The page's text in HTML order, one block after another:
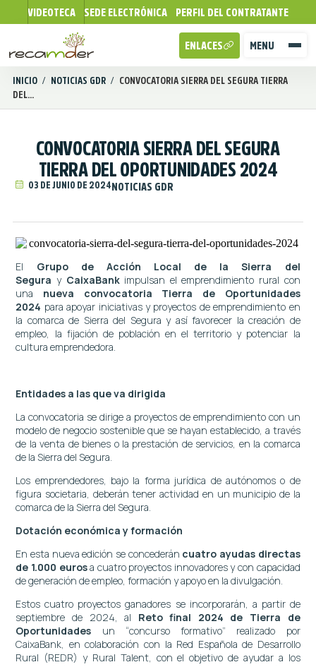
VIDEOTECA SEDE ELECTRÓNICA PERFIL DEL CONTRATANTE
MENU
ENLACES
INICIO / NOTICIAS GDR / CONVOCATORIA SIERRA DEL SEGURA TIERRA
DEL...
CONVOCATORIA SIERRA DEL SEGURA
TIERRA DEL OPORTUNIDADES 2024
03 DE JUNIO DE 2024NOTICIAS GDR
El Grupo de Acción Local de la Sierra del
Segura y CaixaBankimpulsan el emprendimiento rural con
una nueva convocatoria Tierra de Oportunidades
2024 para apoyar iniciativas y proyectos de emprendimiento en
la comarca de Sierra del Segura y así favorecer la creación de
empleo, la fijación de población en el territorio y potenciar la
cultura emprendedora.
Entidades a las que va dirigida
La convocatoria se dirige a proyectos de emprendimiento con un
modelo de negocio sostenible que se hayan establecido, a través
de la venta de bienes o la prestación de servicios, en la comarca
de la Sierra del Segura.
Los emprendedores, bajo la forma jurídica de autónomos o de
figura societaria, deberán tener actividad en un municipio de la
comarca de la Sierra del Segura.
Dotación económica y formación
En esta nueva edición se concederán cuatro ayudas directas
de 1.000 eurosa cuatro proyectos innovadores y con capacidad
de generación de empleo, formación y apoyo en la divulgación.
Estos cuatro proyectos ganadores se incorporarán, a partir de
septiembre de 2024, al Reto final 2024 de Tierra de
Oportunidades un “concurso formativo” realizado por
CaixaBank, en colaboración con la Red Española de Desarrollo
Rural (REDR) y Rural Talent, con el objetivo de ayudar a los